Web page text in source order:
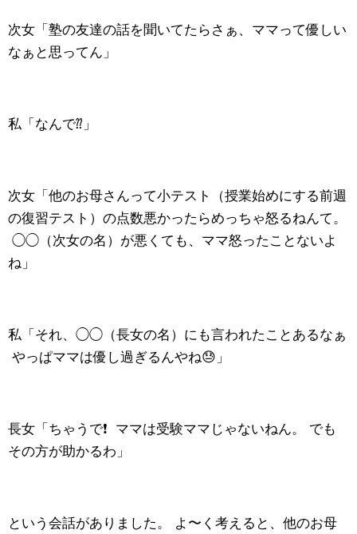
次女「塾の友達の話を聞いてたらさぁ、ママって優しい
なぁと思ってん」
私「なんで⁇」
次女「他のお母さんって小テスト（授業始めにする前週
の復習テスト）の点数悪かったらめっちゃ怒るねんて。
◯◯（次女の名）が悪くても、ママ怒ったことないよ
ね」
私「それ、◯◯（長女の名）にも言われたことあるなぁ
やっぱママは優し過ぎるんやね😓」
長女「ちゃうで❗️ ママは受験ママじゃないねん。 でも
その方が助かるわ」
という会話がありました。 よ〜く考えると、他のお母